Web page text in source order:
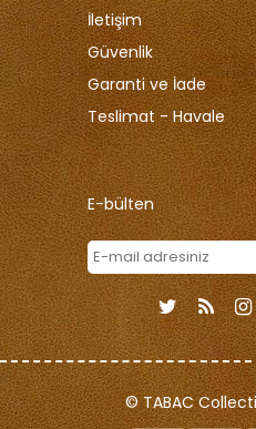
İletişim
Güvenlik
Garanti ve İade
Teslimat - Havale
E-bülten
© TABAC